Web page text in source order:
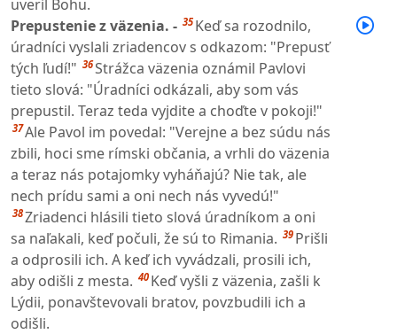
uveril Bohu.
Prepustenie z väzenia. - 35 Keď sa rozodnilo,
úradníci vyslali zriadencov s odkazom: "Prepusť
tých ľudí!" 36Strážca väzenia oznámil Pavlovi
tieto slová: "Úradníci odkázali, aby som vás
prepustil. Teraz teda vyjdite a choďte v pokoji!"
37Ale Pavol im povedal: "Verejne a bez súdu nás
zbili, hoci sme rímski občania, a vrhli do väzenia
a teraz nás potajomky vyháňajú? Nie tak, ale
nech prídu sami a oni nech nás vyvedú!"
38Zriadenci hlásili tieto slová úradníkom a oni
sa naľakali, keď počuli, že sú to Rimania. 39 Prišli
a odprosili ich. A keď ich vyvádzali, prosili ich,
aby odišli z mesta. 40 Keď vyšli z väzenia, zašli k
Lýdii, ponavštevovali bratov, povzbudili ich a
odišli.